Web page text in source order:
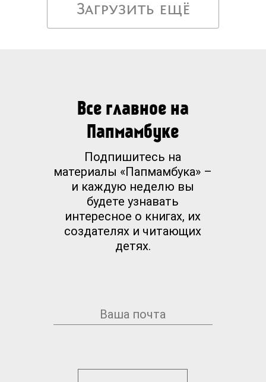
Загрузить ещё
Все главное на
Папмамбуке
Подпишитесь на
материалы «Папмамбука» –
и каждую неделю вы
будете узнавать
интересное о книгах, их
создателях и читающих
детях.